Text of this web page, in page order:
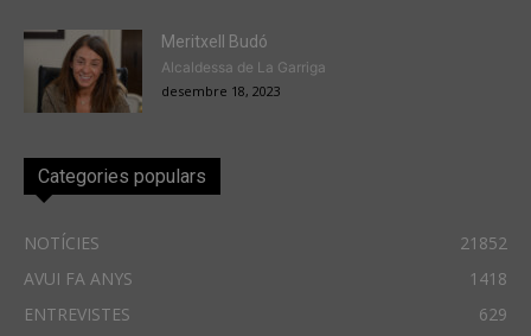
Meritxell Budó
Alcaldessa de La Garriga
desembre 18, 2023
Categories populars
NOTÍCIES
21852
AVUI FA ANYS
1418
ENTREVISTES
629